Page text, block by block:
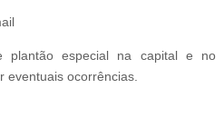
plantão especial na capital e no
eventuais ocorrências.